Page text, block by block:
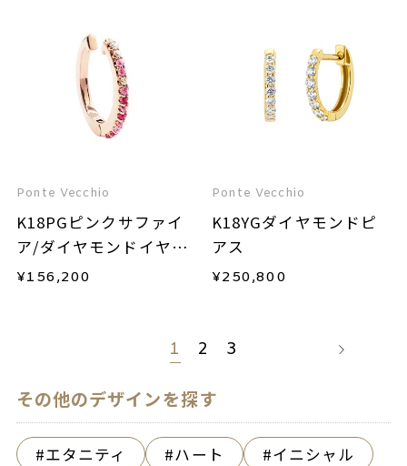
Ponte Vecchio
K18PGピンクサファイ
ア/ダイヤモンドイヤー
カフ(片耳用)
¥156,200
Ponte Vecchio
K18YGダイヤモンドピ
アス
¥250,800
1 2 3
その他のデザインを探す
エタニティ ハート
イニシャル